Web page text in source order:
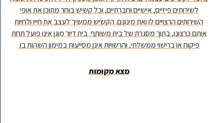
לשירותים פיזיים, אישיים וחברתיים, וכל קשיש בוחר מתוכן את אופי
השירותים הרצויים לו ואת מינונם. הקשיש ממשיך לעצב את חייו ולחיות
אותם כרצונו, בתוך מסגרת של בית משותף. בית דיור מוגן אינו פועל תחת
פיקוח או ברישוי ממשלתי, והרשויות אינן מסייעות במימון השהות בו.
מצא מקומות